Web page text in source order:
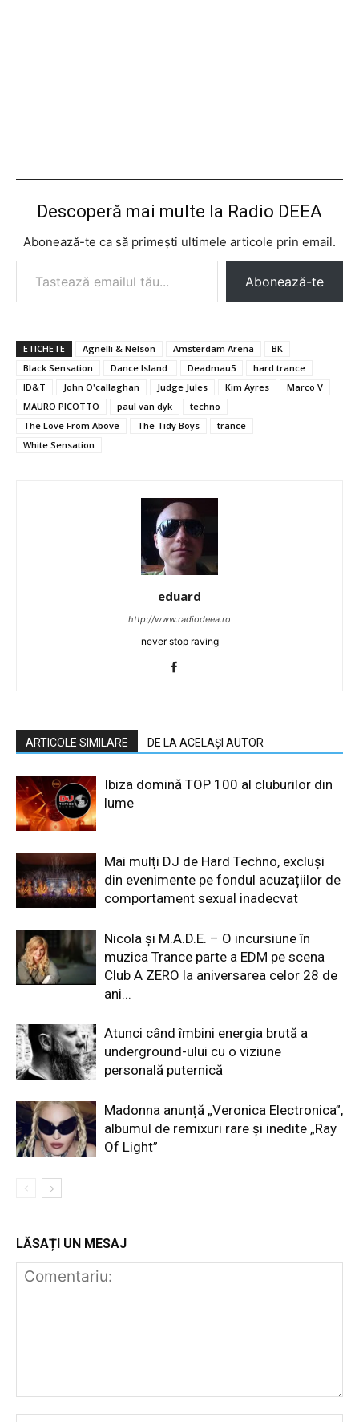
Descoperă mai multe la Radio DEEA
Abonează-te ca să primești ultimele articole prin email.
Tastează emailul tău...
Abonează-te
ETICHETE Agnelli & Nelson Amsterdam Arena
BK
Black Sensation
Dance Island. Deadmau5
hard trance
ID&T
John O'callaghan Judge Jules Kim Ayres
Marco V
MAURO PICOTTO
paul van dyk
techno
The Love From Above
The Tidy Boys
trance
White Sensation
eduard
http://www.radiodeea.ro
never stop raving
ARTICOLE SIMILARE DE LA ACELAȘI AUTOR
Ibiza domină TOP 100 al cluburilor din
lume
Mai mulți DJ de Hard Techno, excluși
din evenimente pe fondul acuzațiilor de
comportament sexual inadecvat
Nicola și M.A.D.E. – O incursiune în
muzica Trance parte a EDM pe scena
Club A ZERO la aniversarea celor 28 de
ani...
Atunci când îmbini energia brută a
underground-ului cu o viziune
personală puternică
Madonna anunță „Veronica Electronica”,
albumul de remixuri rare și inedite „Ray
Of Light”
LĂSAȚI UN MESAJ